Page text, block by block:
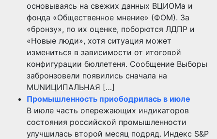
основываясь на свежих данных ВЦИОМа и
фонда «Общественное мнение» (ФОМ). За
«бронзу», по их оценке, поборются ЛДПР и
«Новые люди», хотя ситуация может
измениться в зависимости от итоговой
конфигурации бюллетеня. Сообщение Выборы
забронзовели появились сначала на
MUNИЦИПАЛЬНАЯ […]
Промышленность приободрилась в июле
В июле часть опережающих индикаторов
состояния российской промышленности
улучшилась второй месяц подряд. Индекс S&P